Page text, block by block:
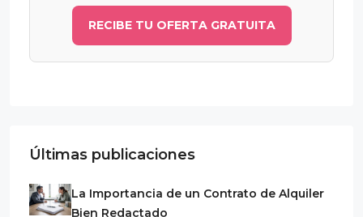
RECIBE TU OFERTA GRATUITA
Últimas publicaciones
La Importancia de un Contrato de Alquiler
Bien Redactado